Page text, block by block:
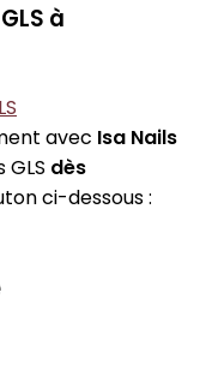
à
avec Isa Nails
dès
ci-dessous :